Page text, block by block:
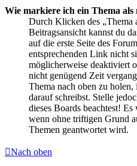
Wie markiere ich ein Thema als
Durch Klicken des „Thema
Beitragsansicht kannst du
auf die erste Seite des
entsprechenden Link nicht
möglicherweise deaktiviert
nicht genügend Zeit
Thema nach oben zu
darauf schreibst. Stelle
dieses Boards beachtest!
wenn ohne triftigen Grund
Themen geantwortet wird.
Nach oben